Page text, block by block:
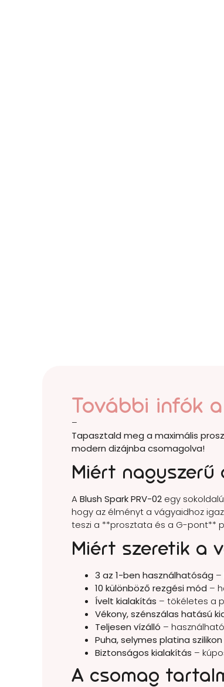
További infók
–
Tapasztald meg a maximális
modern dizájnba csomagolva!
Miért nagyszerű
ABlush Spark PRV-02 egy
hogy az élményt a vágyaidhoz
teszi a **prosztata és a G-pont**
Miért szeretik a
3 az 1-ben használhatóság –
10 különböző rezgési mód –
Ívelt kialakítás – tökéletes a
Vékony, szénszálas hatású
Teljesen vízálló –
Puha, selymes platina szilikon
Biztonságos kialakítás –
A csomag